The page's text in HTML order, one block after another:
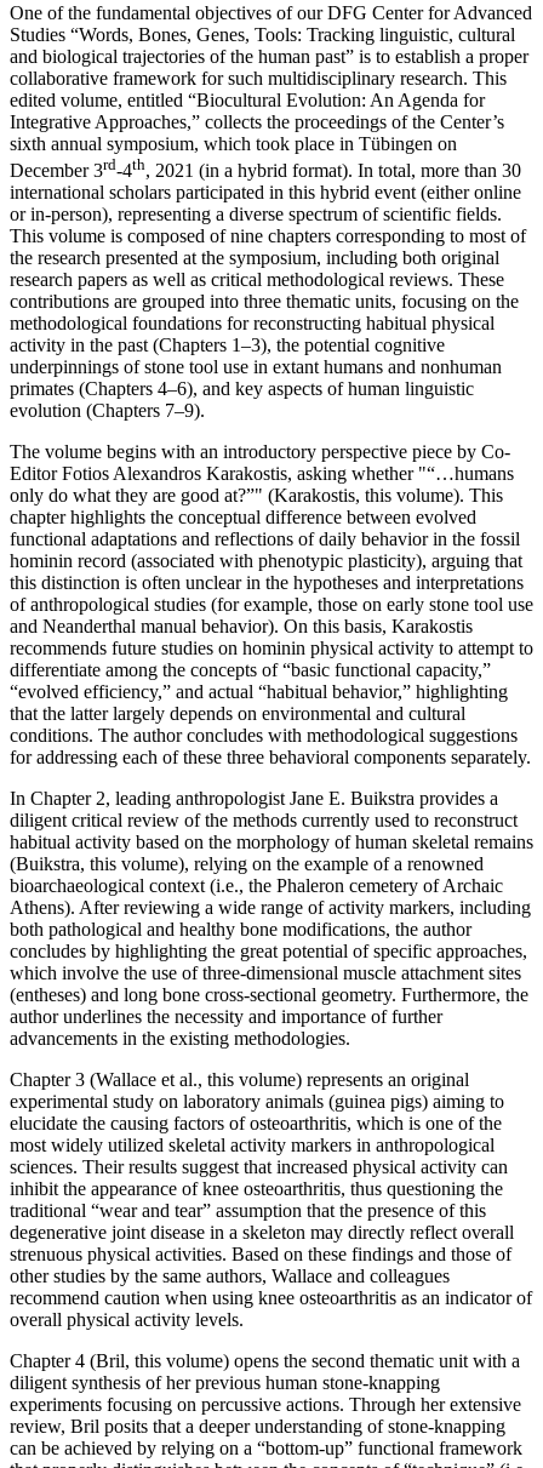
One of the fundamental objectives of our DFG Center for Advanced
Studies “Words, Bones, Genes, Tools: Tracking linguistic, cultural
and biological trajectories of the human past” is to establish a proper
collaborative framework for such multidisciplinary research. This
edited volume, entitled “Biocultural Evolution: An Agenda for
Integrative Approaches,” collects the proceedings of the Center’s
sixth annual symposium, which took place in Tübingen on
December 3rd-4th, 2021 (in a hybrid format). In total, more than 30
international scholars participated in this hybrid event (either online
or in-person), representing a diverse spectrum of scientific fields.
This volume is composed of nine chapters corresponding to most of
the research presented at the symposium, including both original
research papers as well as critical methodological reviews. These
contributions are grouped into three thematic units, focusing on the
methodological foundations for reconstructing habitual physical
activity in the past (Chapters 1–3), the potential cognitive
underpinnings of stone tool use in extant humans and nonhuman
primates (Chapters 4–6), and key aspects of human linguistic
evolution (Chapters 7–9).
The volume begins with an introductory perspective piece by Co-
Editor Fotios Alexandros Karakostis, asking whether “…humans
only do what they are good at?”
(Karakostis, this volume). This
chapter highlights the conceptual difference between evolved
functional adaptations and reflections of daily behavior in the fossil
hominin record (associated with phenotypic plasticity), arguing that
this distinction is often unclear in the hypotheses and interpretations
of anthropological studies (for example, those on early stone tool use
and Neanderthal manual behavior). On this basis, Karakostis
recommends future studies on hominin physical activity to attempt to
differentiate among the concepts of “basic functional capacity,”
“evolved efficiency,” and actual “habitual behavior,” highlighting
that the latter largely depends on environmental and cultural
conditions. The author concludes with methodological suggestions
for addressing each of these three behavioral components separately.
In Chapter 2, leading anthropologist Jane E. Buikstra provides a
diligent critical review of the methods currently used to reconstruct
habitual activity based on the morphology of human skeletal remains
(Buikstra, this volume), relying on the example of a renowned
bioarchaeological context (i.e., the Phaleron cemetery of Archaic
Athens). After reviewing a wide range of activity markers, including
both pathological and healthy bone modifications, the author
concludes by highlighting the great potential of specific approaches,
which involve the use of three-dimensional muscle attachment sites
(entheses) and long bone cross-sectional geometry. Furthermore, the
author underlines the necessity and importance of further
advancements in the existing methodologies.
Chapter 3 (Wallace et al., this volume) represents an original
experimental study on laboratory animals (guinea pigs) aiming to
elucidate the causing factors of osteoarthritis, which is one of the
most widely utilized skeletal activity markers in anthropological
sciences. Their results suggest that increased physical activity can
inhibit the appearance of knee osteoarthritis, thus questioning the
traditional “wear and tear” assumption that the presence of this
degenerative joint disease in a skeleton may directly reflect overall
strenuous physical activities. Based on these findings and those of
other studies by the same authors, Wallace and colleagues
recommend caution when using knee osteoarthritis as an indicator of
overall physical activity levels.
Chapter 4 (Bril, this volume) opens the second thematic unit with a
diligent synthesis of her previous human stone-knapping
experiments focusing on percussive actions. Through her extensive
review, Bril posits that a deeper understanding of stone-knapping
can be achieved by relying on a “bottom-up” functional framework